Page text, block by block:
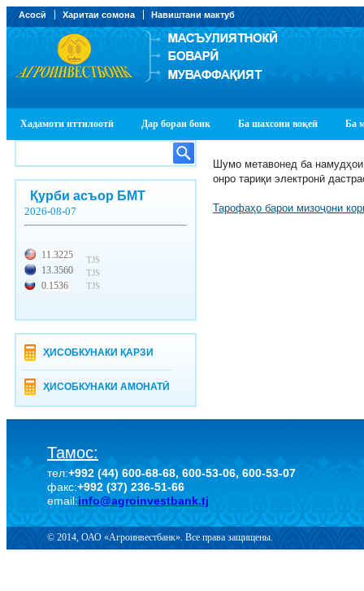
Асосӣ Харитаи сомона Навиштани мактуб
Хадамоти иттилоотӣ Дар бораи бонк Ба шахсони воқеӣ Ба
Қурби асъор БМТ
2026-08-07
11.3225
13.3560
0.1536
TJS
TJS
TJS
ҲИСОБКУНАКИ ҚАРЗИ
ҲИСОБКУНАКИ АМОНАТӢ
Шумо метавонед ба
онро тариқи электронӣ
Тарофаҳо барои мизоҷони
Тамос:
тел:+992 (44) 600-68-68, 600-53-06, 600-53-07
факс:+992 (37) 236-51-66
email:info@agroinvestbank.tj
© 2014, ОАО «Агроинвестбанк». Все права защищены.